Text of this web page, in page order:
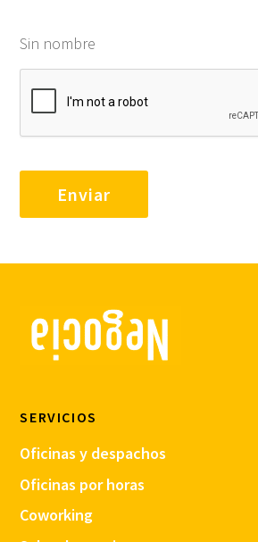
Sin nombre
SERVICIOS
Oficinas y despachos
Oficinas por horas
Coworking